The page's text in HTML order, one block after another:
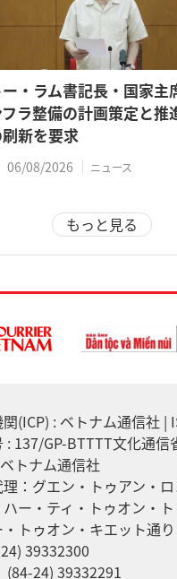
ー・ラム書記長・国家
フラ整備の計画策定と推
新を要求
06/08/2026 ニュース
もっと見る
(ICP) : ベトナム通信社 |
: 137/GP-BTTTT文化通信
トナム通信社
：グエン・トゥアン・
ー・ティ・トゥオン・ト
トゥオン・キエット通
39332300
(84-24) 39332291